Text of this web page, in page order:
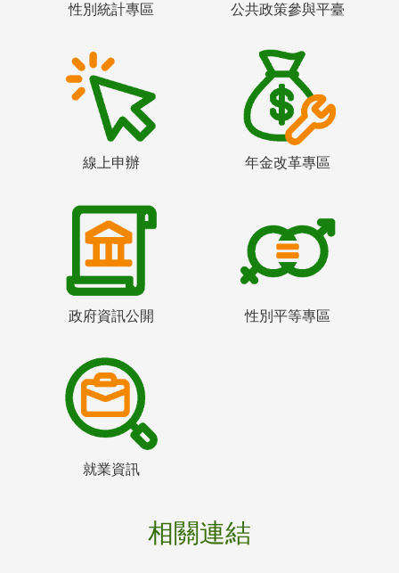
性別統計專區 公共政策參與平臺
線上申辦 年金改革專區
政府資訊公開 性別平等專區
就業資訊
相關連結